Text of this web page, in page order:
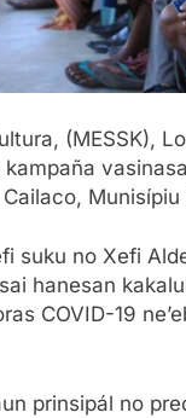
(MESSK),
Munisípiu
suku no Xefi
hanesan
COVID-19
prinsipál no